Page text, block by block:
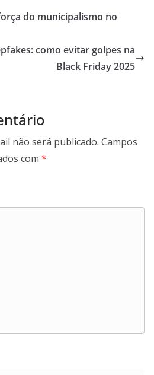
gr
m
l l e
do municipalismo no
como evitar golpes na
Black Friday 2025
não será publicado. Campos
com *